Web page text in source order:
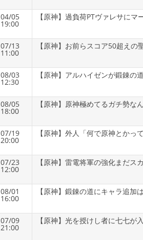
04/05
19:00
【原神】過負荷PTヴァレサに
07/13
11:00
【原神】お前らスコア50超えの
08/03
12:30
【原神】アルハイゼンが鍛錬の
08/05
18:00
【原神】原神極めてるガチ勢な
07/19
20:00
【原神】外人「何で原神とかっ
07/23
12:00
【原神】雷電将軍の強化まだス
08/01
16:00
【原神】鍛錬の道にキャラ追加
07/09
21:00
【原神】光を授けし者に七七が